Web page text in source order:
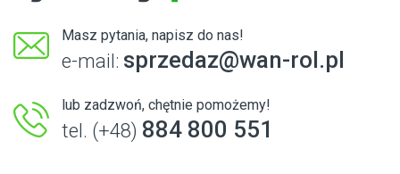
Masz pytania, napisz do nas!
e-mail: sprzedaz@wan-rol.pl
lub zadzwoń, chętnie pomożemy!
tel. (+48) 884 800 551